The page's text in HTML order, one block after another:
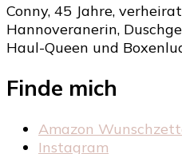
Conny, 45 Jahre,
Hannoveranerin,
Haul-Queen und
Finde mich
Amazon
Instagram